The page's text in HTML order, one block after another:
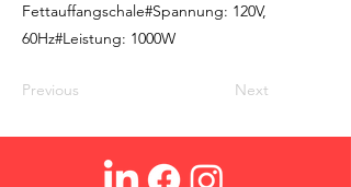
Fettauffangschale#Spannung: 120V,
60Hz#Leistung: 1000W
Previous Next